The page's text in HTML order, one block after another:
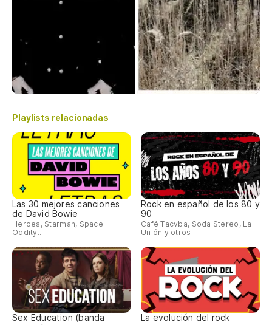
Playlists relacionadas
Las 30 mejores canciones
de David Bowie
Heroes, Starman, Space
Oddity...
Rock en español de los 80 y
90
Café Tacvba, Soda Stereo, La
Unión y otros
Sex Education (banda
La evolución del rock